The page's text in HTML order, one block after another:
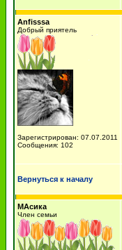
Anfisssa
Добрый приятель
Зарегистрирован: 07.07.2011
Сообщения: 102
Вернуться к началу
МАсика
Член семьи